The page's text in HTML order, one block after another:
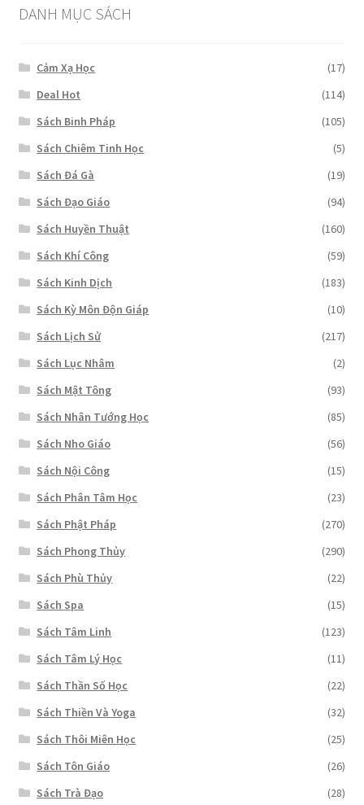
DANH MỤC SÁCH
Cảm Xạ Học
(17)
Deal Hot
(114)
Sách Binh Pháp
(105)
Sách Chiêm Tinh Học
(5)
Sách Đá Gà
(19)
Sách Đạo Giáo
(94)
Sách Huyền Thuật
(160)
Sách Khí Công
(59)
Sách Kinh Dịch
(183)
Sách Kỳ Môn Độn Giáp
(10)
Sách Lịch Sử
(217)
Sách Lục Nhâm
(2)
Sách Mật Tông
(93)
Sách Nhân Tướng Học
(85)
Sách Nho Giáo
(56)
Sách Nội Công
(15)
Sách Phân Tâm Học
(23)
Sách Phật Pháp
(270)
Sách Phong Thủy
(290)
Sách Phù Thủy
(22)
Sách Spa
(15)
Sách Tâm Linh
(123)
Sách Tâm Lý Học
(11)
Sách Thần Số Học
(22)
Sách Thiền Và Yoga
(32)
Sách Thôi Miên Học
(25)
Sách Tôn Giáo
(26)
Sách Trà Đạo
(28)